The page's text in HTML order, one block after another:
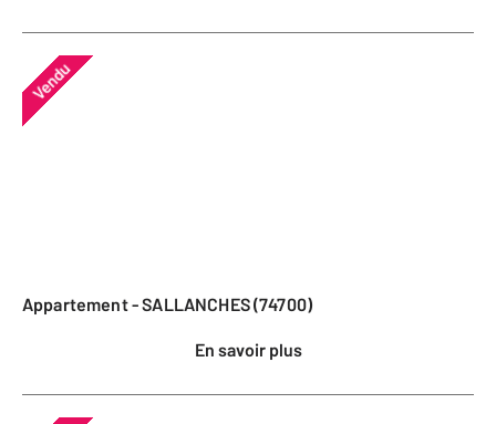
Vendu
Appartement - SALLANCHES (74700)
En savoir plus